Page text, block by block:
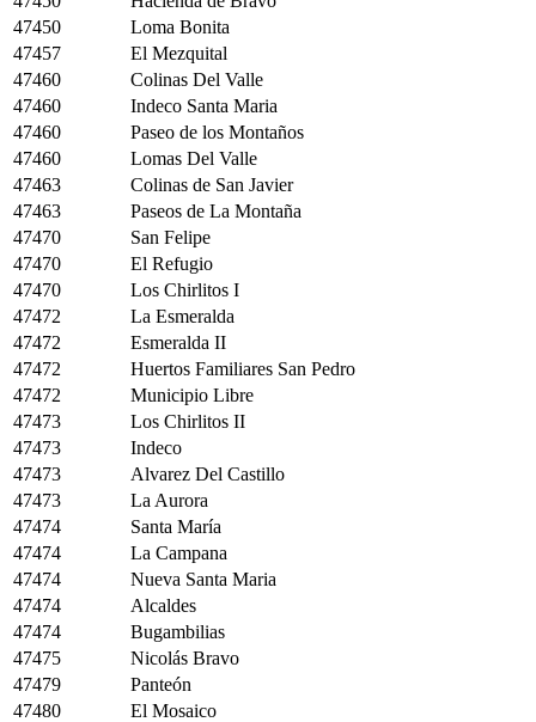
47450
Loma Bonita
47457
El Mezquital
47460
Colinas Del Valle
47460
Indeco Santa Maria
47460
Paseo de los Montaños
47460
Lomas Del Valle
47463
Colinas de San Javier
47463
Paseos de La Montaña
47470
San Felipe
47470
El Refugio
47470
Los Chirlitos I
47472
La Esmeralda
47472
Esmeralda II
47472
Huertos Familiares San Pedro
47472
Municipio Libre
47473
Los Chirlitos II
47473
Indeco
47473
Alvarez Del Castillo
47473
La Aurora
47474
Santa María
47474
La Campana
47474
Nueva Santa Maria
47474
Alcaldes
47474
Bugambilias
47475
Nicolás Bravo
47479
Panteón
47480
El Mosaico